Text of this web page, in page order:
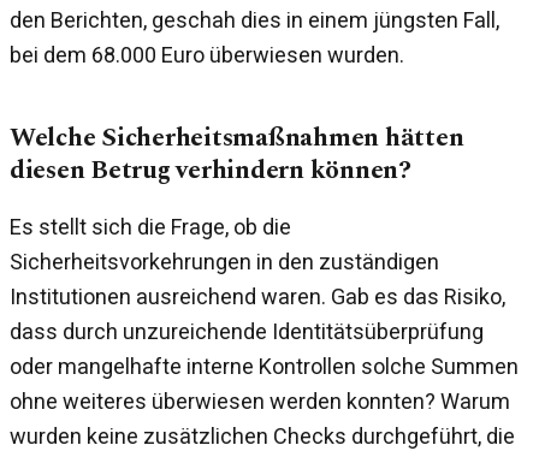
den Berichten, geschah dies in einem jüngsten Fall,
bei dem 68.000 Euro überwiesen wurden.
Welche Sicherheitsmaßnahmen hätten
diesen Betrug verhindern können?
Es stellt sich die Frage, ob die
Sicherheitsvorkehrungen in den zuständigen
Institutionen ausreichend waren. Gab es das Risiko,
dass durch unzureichende Identitätsüberprüfung
oder mangelhafte interne Kontrollen solche Summen
ohne weiteres überwiesen werden konnten? Warum
wurden keine zusätzlichen Checks durchgeführt, die